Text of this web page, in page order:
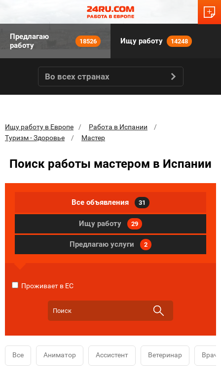
Предлагаю
работу
18526 Ищу работу 14248
Во всех странах
Ищу работу в Европе
Работа в Испании
Туризм - Здоровье
Мастер
Поиск работы мастером в Испании
Все объявления 31
Ищу работу 29
Предлагаю услуги 2
Проживает в ЕС
Все Аниматор Ассистент Ветеринар Врач